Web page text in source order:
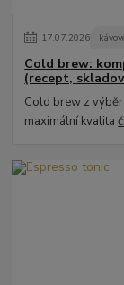
17.07.2026
Cold brew:
(recept,
Cold brew z
maximální kvalita